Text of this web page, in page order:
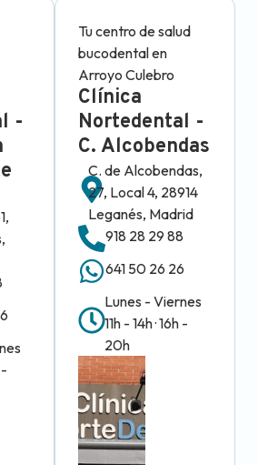
-
Tu centro de salud
bucodental en
Arroyo Culebro
Clínica
Nortedental -
C. Alcobendas
C. de Alcobendas,
27, Local 4, 28914
Leganés, Madrid
918 28 29 88
641 50 26 26
Lunes - Viernes
11h - 14h · 16h -
20h